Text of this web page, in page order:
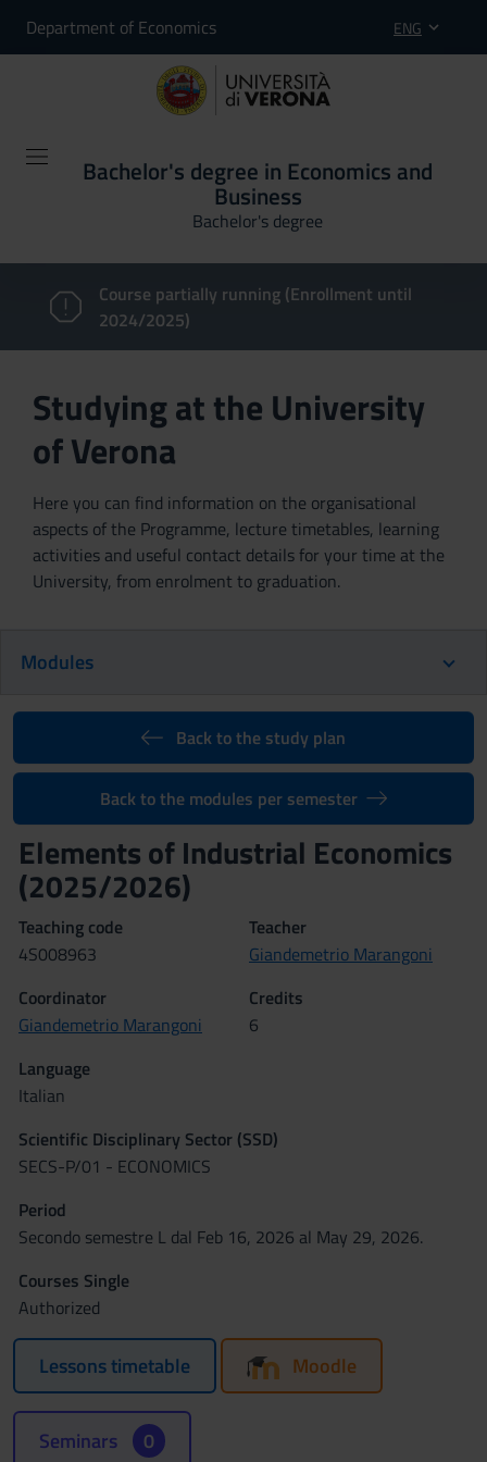
Department of Economics ENG
Bachelor's degree in Economics and
Business
Bachelor's degree
Course partially running (Enrollment until
2024/2025)
Studying at the University
of Verona
Here you can find information on the organisational
aspects of the Programme, lecture timetables, learning
activities and useful contact details for your time at the
University, from enrolment to graduation.
Modules
Back to the study plan
Back to the modules per semester
Elements of Industrial Economics
(2025/2026)
Teaching code
4S008963
Teacher
Giandemetrio Marangoni
Coordinator
Giandemetrio Marangoni
Credits
6
Language
Italian
Scientific Disciplinary Sector (SSD)
SECS-P/01 - ECONOMICS
Period
Secondo semestre L dal Feb 16, 2026 al May 29, 2026.
Courses Single
Authorized
Lessons timetable Moodle
Seminars 0